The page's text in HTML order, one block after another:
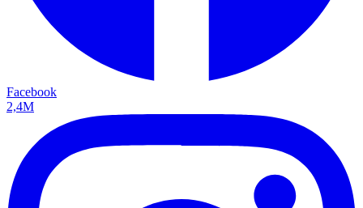
Facebook
2,4M